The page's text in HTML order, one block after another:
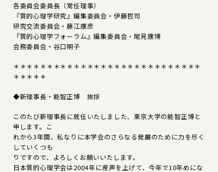
各委員会委員長（常任理事）
『質的心理学研究』編集委員会・伊藤哲司
研究交流委員会・藤江康彦
『質的心理学フォーラム』編集委員会・尾見康博
会務委員会・谷口明子
＊＊＊＊＊＊＊＊＊＊＊＊＊＊＊＊＊＊＊＊＊＊＊＊＊＊＊＊
＊＊＊＊＊
◆新理事長・能智正博 挨拶
このたび新理事長に就任いたしました、東京大学の能智正博と
申します。こ
れから3年間、私なりに本学会のさらなる発展のために力を尽く
していくつも
りですので、よろしくお願いいたします。
日本質的心理学会は2004年に産声を上げて、今年で10年めにな